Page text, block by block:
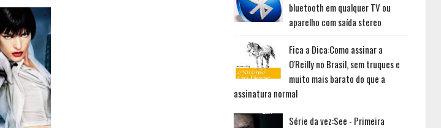
bluetooth em qualquer TV ou
aparelho com saída stereo
Fica a Dica:Como assinar a
O'Reilly no Brasil, sem truques e
muito mais barato do que a
assinatura normal
Série da vez:See - Primeira